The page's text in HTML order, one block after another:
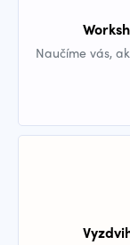
Naučíme vás,